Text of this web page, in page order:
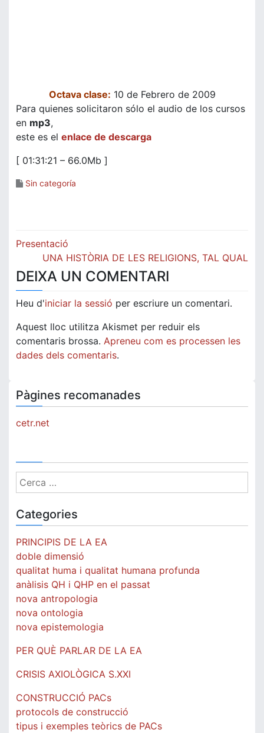
Octava clase: 10 de Febrero de 2009
Para quienes solicitaron sólo el audio de los cursos
en mp3,
este es el enlace de descarga
[ 01:31:21 – 66.0Mb ]
Sin categoría
Navegació
d'entrades
Presentació
UNA HISTÒRIA DE LES RELIGIONS, TAL QUAL
DEIXA UN COMENTARI
Heu d'iniciar la sessió per escriure un comentari.
Aquest lloc utilitza Akismet per reduir els
comentaris brossa. Apreneu com es processen les
dades dels comentaris.
Pàgines recomanades
cetr.net
Cerca:
Categories
PRINCIPIS DE LA EA
doble dimensió
qualitat huma i qualitat humana profunda
anàlisis QH i QHP en el passat
nova antropologia
nova ontologia
nova epistemologia
PER QUÈ PARLAR DE LA EA
CRISIS AXIOLÒGICA S.XXI
CONSTRUCCIÓ PACs
protocols de construcció
tipus i exemples teòrics de PACs